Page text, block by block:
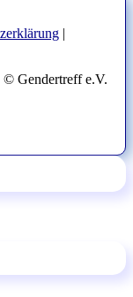
|
© Gendertreff e.V.